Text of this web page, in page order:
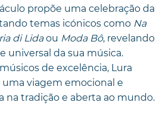
propõe uma celebração da
temas icónicos como Na
di Lidaou Moda Bô, revelando
universal da sua música.
de excelência, Lura
viagem emocional e
na tradição e aberta ao mundo.